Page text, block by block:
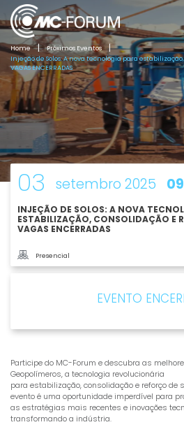
Home | Próximos Eventos |
Injeção de Solos: A nova tecnologia para
VAGAS ENCERRADAS
03 setembro 2025
INJEÇÃO DE SOLOS: A NOVA
ESTABILIZAÇÃO, CONSOLIDAÇÃO E
VAGAS ENCERRADAS
Presencial
EVENTO
Participe do MC-Forum e descubra as
Geopolímeros, a tecnologia revolucionária
para estabilização, consolidação e reforço de
evento é uma oportunidade imperdível para
as estratégias mais recentes e inovações
transformando a indústria.